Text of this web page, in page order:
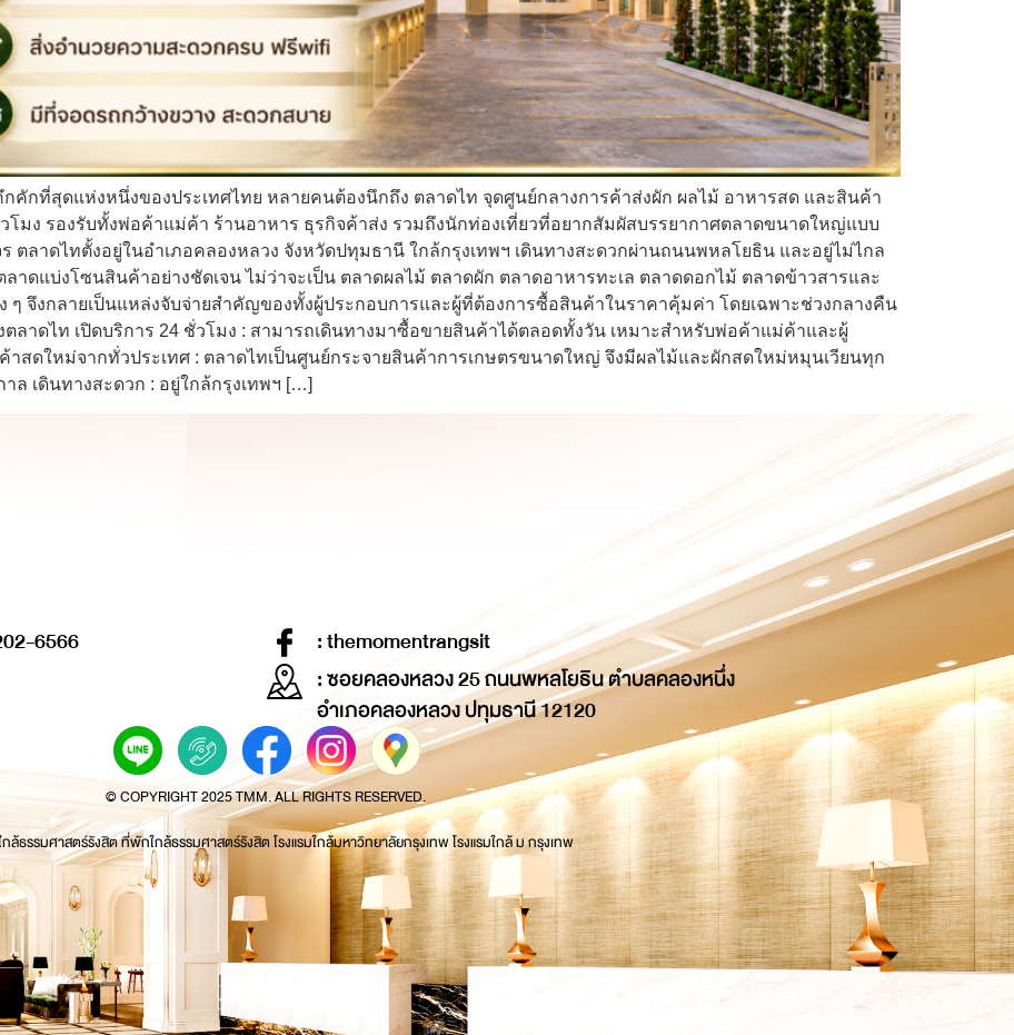
คักที่สุดแห่งหนึ่งของประเทศไทย หลายคนต้องนึกถึง ตลาดไท จุดศูนย์กลางการค้าส่งผัก ผลไม้ อาหารสด และสินค้า
โมง รองรับทั้งพ่อค้าแม่ค้า ร้านอาหาร ธุรกิจค้าส่ง รวมถึงนักท่องเที่ยวที่อยากสัมผัสบรรยากาศตลาดขนาดใหญ่แบบ
ตลาดไทตั้งอยู่ในอำเภอคลองหลวง จังหวัดปทุมธานี ใกล้กรุงเทพฯ เดินทางสะดวกผ่านถนนพหลโยธิน และอยู่ไม่ไกล
าดแบ่งโซนสินค้าอย่างชัดเจน ไม่ว่าจะเป็น ตลาดผลไม้ ตลาดผัก ตลาดอาหารทะเล ตลาดดอกไม้ ตลาดข้าวสารและ
จึงกลายเป็นแหล่งจับจ่ายสำคัญของทั้งผู้ประกอบการและผู้ที่ต้องการซื้อสินค้าในราคาคุ้มค่า โดยเฉพาะช่วงกลางคืน
ลาดไท เปิดบริการ 24 ชั่วโมง : สามารถเดินทางมาซื้อขายสินค้าได้ตลอดทั้งวัน เหมาะสำหรับพ่อค้าแม่ค้าและผู้
สดใหม่จากทั่วประเทศ : ตลาดไทเป็นศูนย์กระจายสินค้าการเกษตรขนาดใหญ่ จึงมีผลไม้และผักสดใหม่หมุนเวียนทุก
ล เดินทางสะดวก : อยู่ใกล้กรุงเทพฯ […]
6566
: themomentrangsit
: ซอยคลองหลวง 25 ถนนพหลโยธิน ตำบลคลองหนึ่ง
อำเภอคลองหลวง ปทุมธานี 12120
© COPYRIGHT 2025 TMM. ALL RIGHTS RESERVED.
กล้ธรรมศาสตร์รังสิต ที่พักใกล้ธรรมศาสตร์รังสิต โรงแรมใกล้มหาวิทยาลัยกรุงเทพ โรงแรมใกล้ ม กรุงเทพ